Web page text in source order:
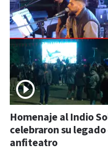
Homenaje al Indio
celebraron su
anfiteatro